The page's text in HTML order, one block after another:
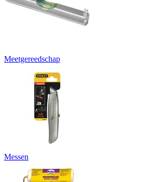
Meetgereedschap
Messen